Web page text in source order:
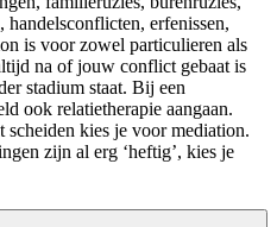
erfenissen,
is voor zowel particulieren als
na of jouw conflict gebaat is
stadium staat. Bij een
ook relatietherapie aangaan.
scheiden kies je voor mediation.
zijn al erg ‘heftig’, kies je